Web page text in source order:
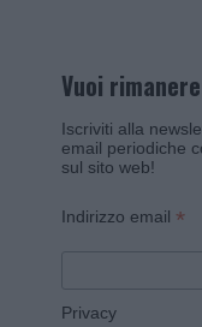
Vuoi
Iscriviti alla
email periodiche
sul sito web!
Indirizzo email *
Privacy